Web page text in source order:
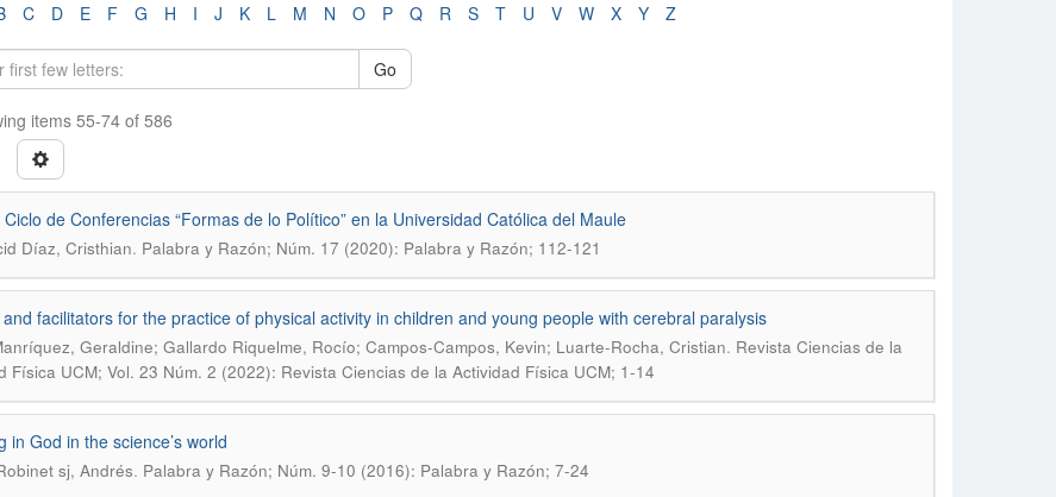
C D E F G H I J K L M N O P Q R S T U V W X Y Z
Go
items 55-74 of 586
Ciclo de Conferencias “Formas de lo Político” en la Universidad Católica del Maule
Díaz, Cristhian. Palabra y Razón; Núm. 17 (2020): Palabra y Razón; 112-121
facilitators for the practice of physical activity in children and young people with cerebral paralysis
Geraldine; Gallardo Riquelme, Rocío; Campos-Campos, Kevin; Luarte-Rocha, Cristian. Revista Ciencias de la
Física UCM; Vol. 23 Núm. 2 (2022): Revista Ciencias de la Actividad Física UCM; 1-14
in God in the science’s world
sj, Andrés. Palabra y Razón; Núm. 9-10 (2016): Palabra y Razón; 7-24